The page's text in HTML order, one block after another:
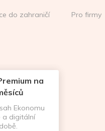
do zahraničí Pro firmy
na
Ekonomu
a digitální